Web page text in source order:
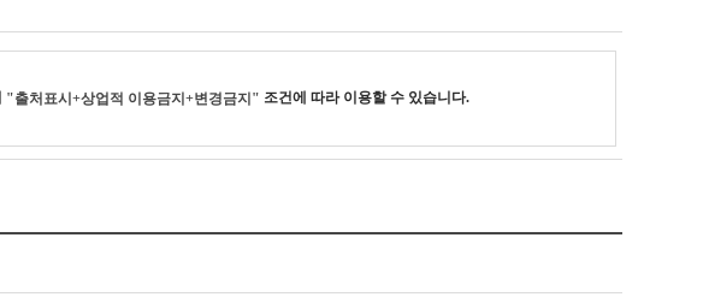
"출처표시+상업적 이용금지+변경금지" 조건에 따라 이용할 수 있습니다.